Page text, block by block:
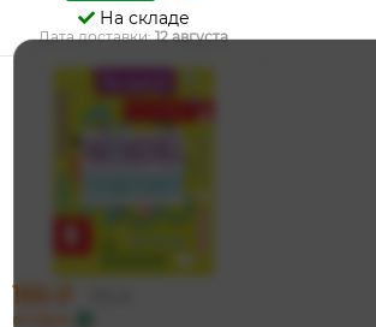
На складе
Дата доставки:12 августа
166 ₽
по карте